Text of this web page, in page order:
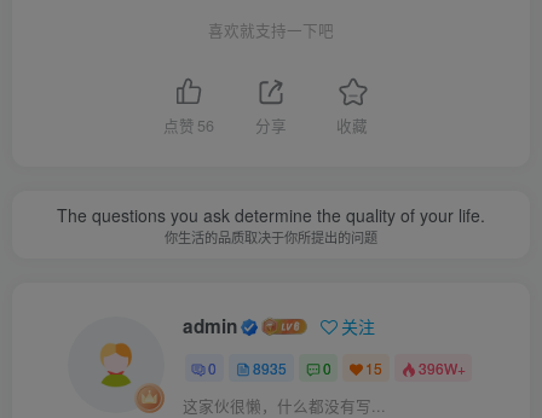
喜欢就支持一下吧
点赞 56 分享 收藏
The questions you ask determine the quality of your life.
你生活的品质取决于你所提出的问题
admin 关注
0 8935 0 15 396W+
这家伙很懒，什么都没有写...